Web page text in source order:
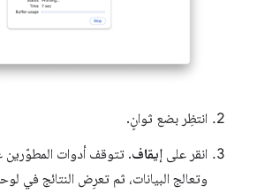
انتظِر بضع ثوانٍ.
انقر على إيقاف. تتوقف أدوات
وتعالج البيانات، ثم تعرِض النتائج في